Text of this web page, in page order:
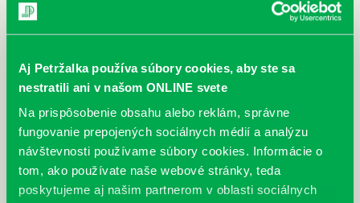
Aj Petržalka používa súbory cookies, aby ste sa
nestratili ani v našom ONLINE svete
Na prispôsobenie obsahu alebo reklám, správne
fungovanie prepojených sociálnych médií a analýzu
návštevnosti používame súbory cookies. Informácie o
tom, ako používate naše webové stránky, teda
poskytujeme aj našim partnerom v oblasti sociálnych
Charakteristika projektu: Rozprávanie o rodine a rodinných vzťahoch
vyučovacieho predmetu etika.
Cieľ: Zamyslieť sa nad tým, kto v akej rodine žije, že rodiny sú rôzne a
každá je niečím špecifická, ale jednako veľmi dôležitá. Zopakovať si
alebo naučiť sa pomenovania pre rôznorodých rodinných príslušníkov
a porozprávame sa aj o výhodách a nevýhodách súžitia
mnohogeneračných rodín.
Cieľová skupina: 3. – 4. ročník ZŠ
Spôsob realizácie: Predstavíme si knihu Denis a jeho sestry, prečítame
si úryvok. Deti sa rozdelia do skupín podľa toho, akú pozíciu v rámci